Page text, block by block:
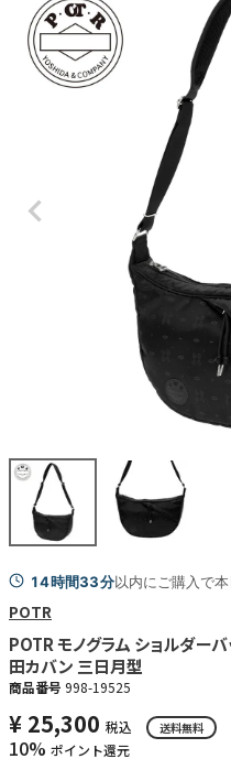
14時間33分以内にご購入で
POTR
POTR モノグラム ショルダー
田カバン 三日月型
商品番号 998-19525
¥ 25,300 税込 送料無料
10% ポイント還元